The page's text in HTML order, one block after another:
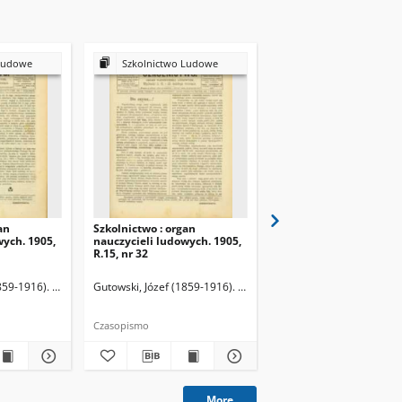
1905,
1916). Redaktor
Szkolnictwo Ludowe
Szkolnictwo : organ
nauczycieli ludowych. 1905,
R.15, nr 32
Gutowski, Józef (1859-1916). Redaktor
Czasopismo